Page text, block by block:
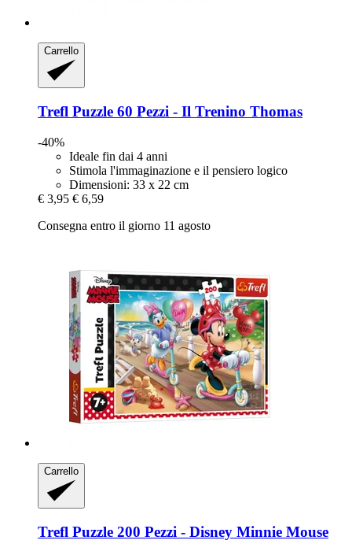
Carrello
Trefl Puzzle 60 Pezzi -​ Il Trenino Thomas
-40%
Ideale fin dai 4 anni
Stimola l'immaginazione e il pensiero logico
Dimensioni: 33 x 22 cm
€ 3,95 € 6,59
Consegna entro il giorno 11 agosto
Carrello
Trefl Puzzle 200 Pezzi -​ Disney Minnie Mouse